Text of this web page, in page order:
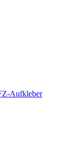
Aufkleber